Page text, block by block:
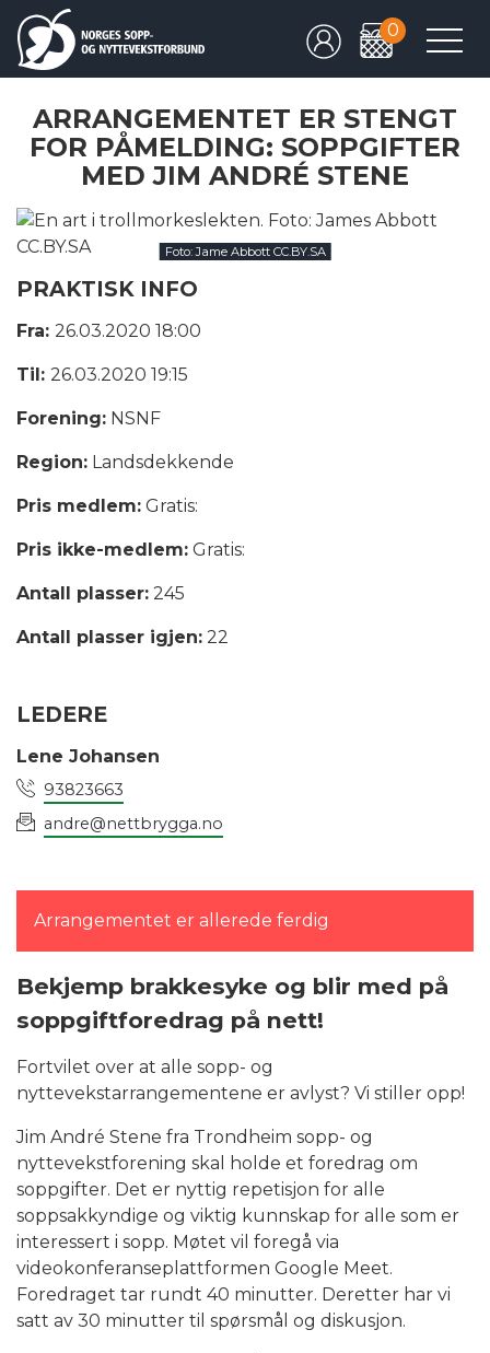
0
ARRANGEMENTET ER STENGT
FOR PÅMELDING: SOPPGIFTER
MED JIM ANDRÉ STENE
Foto: Jame Abbott CC.BY.SA
PRAKTISK INFO
Fra: 26.03.2020 18:00
Til: 26.03.2020 19:15
Forening: NSNF
Region: Landsdekkende
Pris medlem: Gratis:
Pris ikke-medlem: Gratis:
Antall plasser: 245
Antall plasser igjen: 22
LEDERE
Lene Johansen
93823663
andre@nettbrygga.no
Arrangementet er allerede ferdig
Bekjemp brakkesyke og blir med på
soppgiftforedrag på nett!
Fortvilet over at alle sopp- og
nyttevekstarrangementene er avlyst? Vi stiller opp!
Jim André Stene fra Trondheim sopp- og
nyttevekstforening skal holde et foredrag om
soppgifter. Det er nyttig repetisjon for alle
soppsakkyndige og viktig kunnskap for alle som er
interessert i sopp. Møtet vil foregå via
videokonferanseplattformen Google Meet.
Foredraget tar rundt 40 minutter. Deretter har vi
satt av 30 minutter til spørsmål og diskusjon.